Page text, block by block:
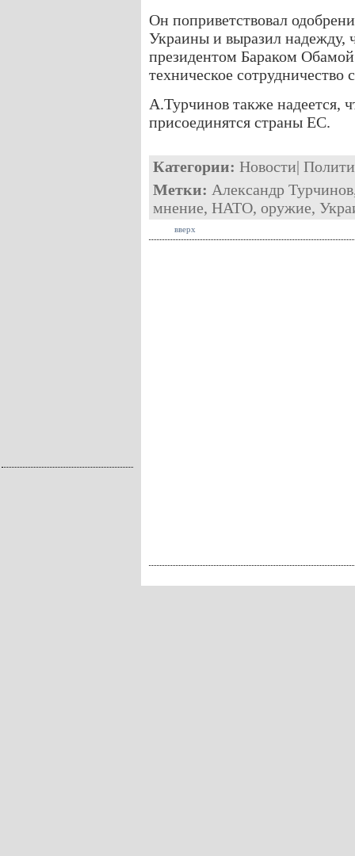
Он поприветствовал
Украины и выразил надежду,
президентом Бараком
техническое
А.Турчинов также надеется,
присоединятся страны ЕС.
Категории: Новости|
Метки: Александр Турчинов
мнение, НАТО, оружие,
вверх